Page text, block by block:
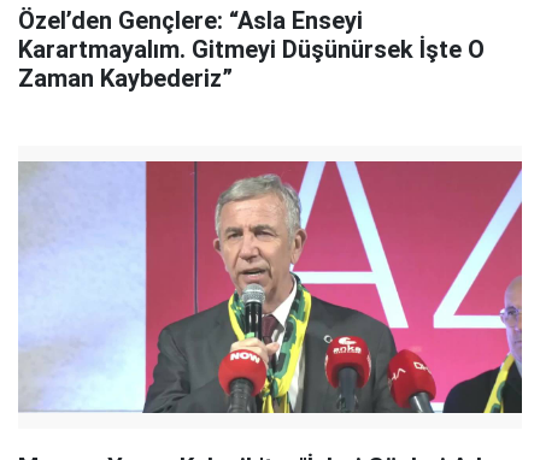
Özel’den Gençlere: “Asla Enseyi
Karartmayalım. Gitmeyi Düşünürsek İşte O
Zaman Kaybederiz”